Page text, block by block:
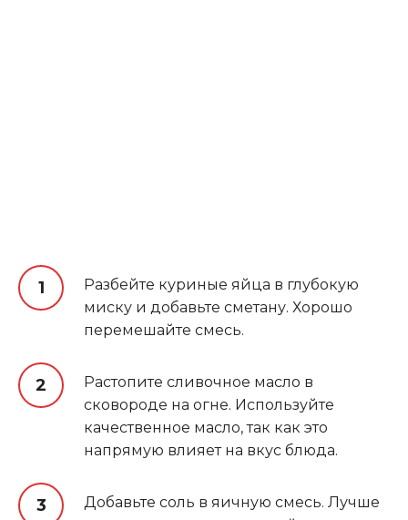
Разбейте куриные яйца в глубокую
миску и добавьте сметану. Хорошо
перемешайте смесь.
Растопите сливочное масло в
сковороде на огне. Используйте
качественное масло, так как это
напрямую влияет на вкус блюда.
Добавьте соль в яичную смесь. Лучше